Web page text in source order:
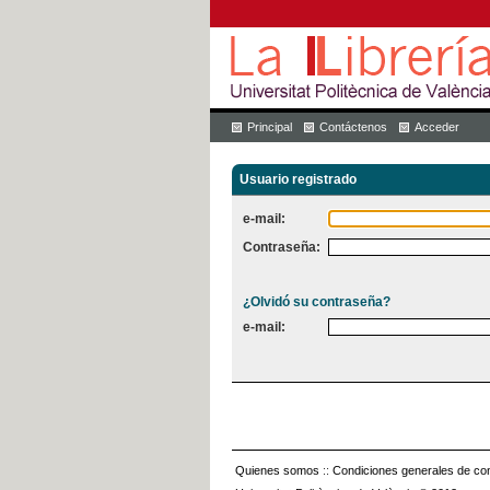
Principal Contáctenos Acceder
Usuario registrado
e-mail:
Contraseña:
¿Olvidó su contraseña?
e-mail:
Quienes somos :: Condiciones generales de